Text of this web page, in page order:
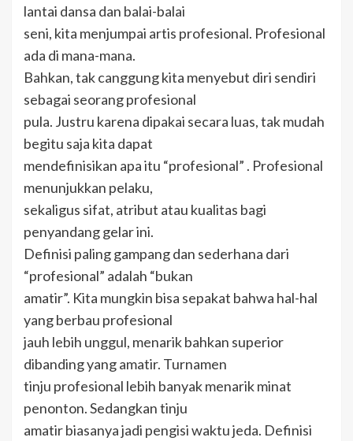
lantai dansa dan balai-balai
seni, kita menjumpai artis profesional. Profesional
ada di mana-mana.
Bahkan, tak canggung kita menyebut diri sendiri
sebagai seorang profesional
pula. Justru karena dipakai secara luas, tak mudah
begitu saja kita dapat
mendefinisikan apa itu “profesional” . Profesional
menunjukkan pelaku,
sekaligus sifat, atribut atau kualitas bagi
penyandang gelar ini.
Definisi paling gampang dan sederhana dari
“profesional” adalah “bukan
amatir”. Kita mungkin bisa sepakat bahwa hal-hal
yang berbau profesional
jauh lebih unggul, menarik bahkan superior
dibanding yang amatir. Turnamen
tinju profesional lebih banyak menarik minat
penonton. Sedangkan tinju
amatir biasanya jadi pengisi waktu jeda. Definisi